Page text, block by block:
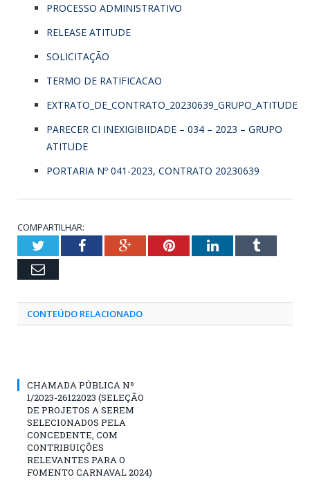
PROCESSO ADMINISTRATIVO
RELEASE ATITUDE
SOLICITAÇÃO
TERMO DE RATIFICACAO
EXTRATO_DE_CONTRATO_20230639_GRUPO_ATITUDE
PARECER CI INEXIGIBIIDADE – 034 – 2023 – GRUPO
ATITUDE
PORTARIA Nº 041-2023, CONTRATO 20230639
COMPARTILHAR:
TwitterFacebookGoogle+PinterestLinkedInTumblr
Email
CONTEÚDO RELACIONADO
CHAMADA PÚBLICA Nº
1/2023-26122023 (SELEÇÃO
DE PROJETOS A SEREM
SELECIONADOS PELA
CONCEDENTE, COM
CONTRIBUIÇÕES
RELEVANTES PARA O
FOMENTO CARNAVAL 2024)